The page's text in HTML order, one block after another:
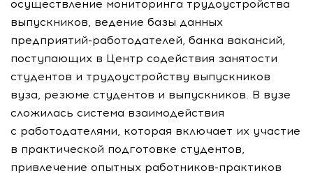
осуществление мониторинга трудоустройства
выпускников, ведение базы данных
предприятий-работодателей, банка вакансий,
поступающих в Центр содействия занятости
студентов и трудоустройству выпускников
вуза, резюме студентов и выпускников. В вузе
сложилась система взаимодействия
с работодателями, которая включает их участие
в практической подготовке студентов,
привлечение опытных работников-практиков